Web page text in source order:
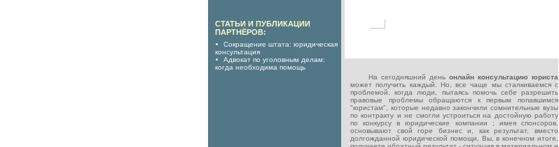
СТАТЬИ И ПУБЛИКАЦИИ
ПАРТНЁРОВ:
Сокращение штата: юридическая
консультация
Адвокат по уголовным делам:
когда необходима помощь
На сегодняшний день онлайн консультацию юриста
может получить каждый. Но, все чаще мы сталкиваемся с
проблемой, когда люди, пытаясь помочь себе разрешить
правовые проблемы обращаются к первым попавшимся
"юристам", которые недавно закончили сомнительные вузы
по контракту и не смогли устроиться на достойную работу
по конкурсу в юридические компании ; имея спонсоров,
основывают свой горе бизнес и, как результат, вместо
долгожданной юридической помощи, Вы, в конечном итоге,